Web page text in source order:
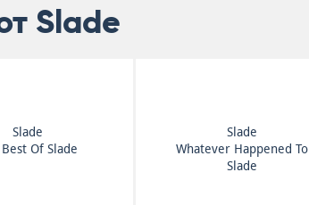
Slade
Slade
Of Slade
Slade
Whatever Happened To
Slade